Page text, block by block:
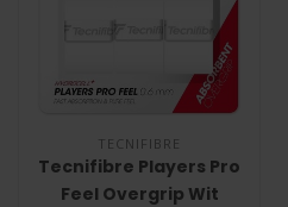
TECNIFIBRE
Tecnifibre Players Pro
Feel Overgrip Wit